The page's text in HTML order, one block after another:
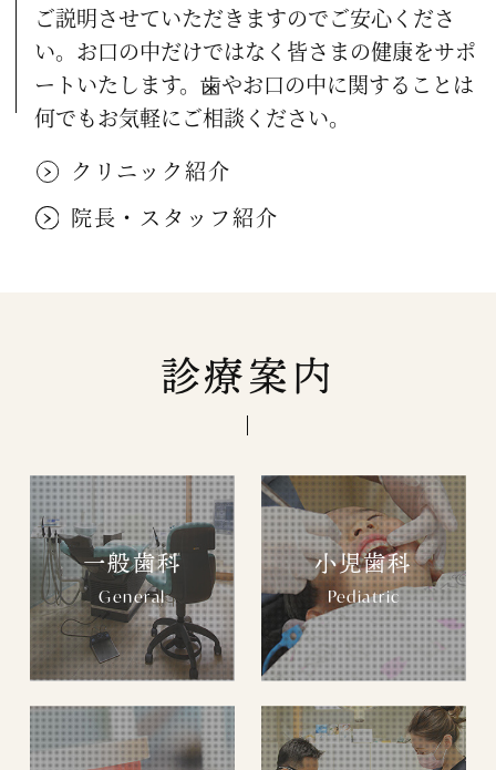
2011.07.06
iGrow DENTAL CLINIC +KIDS
2011.06.29
リニューアル！＆Blogはじめます！
ご説明させていただきますのでご安心くださ
い。 お口の中だけではなく皆さまの健康をサポ
ートいたします。 歯やお口の中に関することは
何でもお気軽にご相談ください。
クリニック紹介
院長・スタッフ紹介
診療案内
一般歯科
General
小児歯科
Pediatric